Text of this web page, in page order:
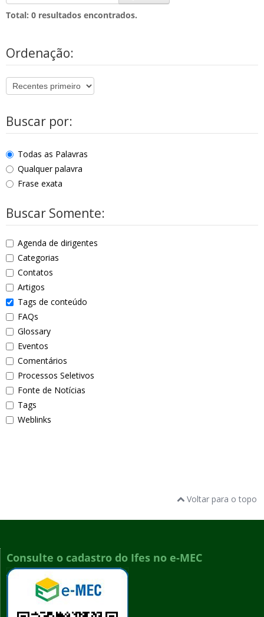
Total: 0 resultados encontrados.
Ordenação:
Buscar por:
Todas as Palavras
Qualquer palavra
Frase exata
Buscar Somente:
Agenda de dirigentes
Categorias
Contatos
Artigos
Tags de conteúdo
FAQs
Glossary
Eventos
Comentários
Processos Seletivos
Fonte de Notícias
Tags
Weblinks
Voltar para o topo
Consulte o cadastro do Ifes no e-MEC